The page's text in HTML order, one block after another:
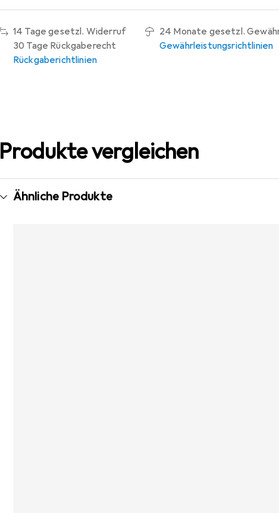
14 Tage gesetzl. Widerruf
30 Tage Rückgaberecht
Rückgaberichtlinien
24 Monate gesetzl.
Gewährleistungsrichtlinien
Produkte vergleichen
Ähnliche Produkte